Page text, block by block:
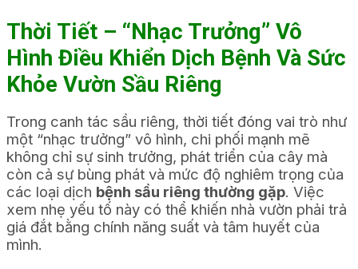
Thời Tiết – “Nhạc Trưởng” Vô
Hình Điều Khiển Dịch Bệnh Và Sức
Khỏe Vườn Sầu Riêng
Trong canh tác sầu riêng, thời tiết đóng vai trò như
một “nhạc trưởng” vô hình, chi phối mạnh mẽ
không chỉ sự sinh trưởng, phát triển của cây mà
còn cả sự bùng phát và mức độ nghiêm trọng của
các loại dịch bệnh sầu riêng thường gặp. Việc
xem nhẹ yếu tố này có thể khiến nhà vườn phải trả
giá đắt bằng chính năng suất và tâm huyết của
mình.